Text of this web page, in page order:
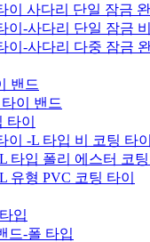
이 사다리 단일 잠금
이-사다리 단일 잠금
이-사다리 다중 잠금
밴드
이 밴드
이
-L 타입 비 코팅 타이
타입 폴리 에스터 코팅
유형 PVC 코팅 타이
입
드-폴 타입